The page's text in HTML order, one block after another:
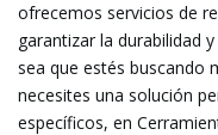
ofrecemos servicios de
garantizar la durabilidad
sea que estés buscando
necesites una solución
específicos, en